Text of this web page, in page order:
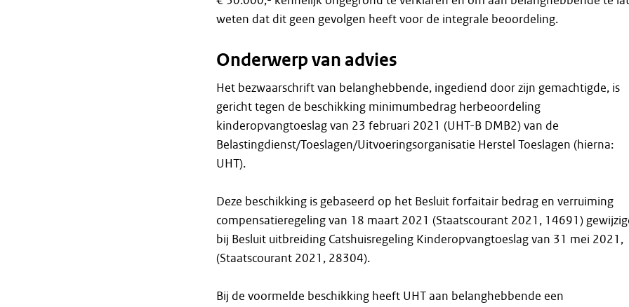
weten dat dit geen gevolgen heeft voor de integrale beoordeling.
Onderwerp van advies
Het bezwaarschrift van belanghebbende, ingediend door zijn gemachtigde, is
gericht tegen de beschikking minimumbedrag herbeoordeling
kinderopvangtoeslag van 23 februari 2021 (UHT-B DMB2) van de
Belastingdienst/Toeslagen/Uitvoeringsorganisatie Herstel Toeslagen (hierna:
UHT).
Deze beschikking is gebaseerd op het Besluit forfaitair bedrag en verruiming
compensatieregeling van 18 maart 2021 (Staatscourant 2021, 14691)
bij Besluit uitbreiding Catshuisregeling Kinderopvangtoeslag van 31 mei 2021,
(Staatscourant 2021, 28304).
Bij de voormelde beschikking heeft UHT aan belanghebbende een